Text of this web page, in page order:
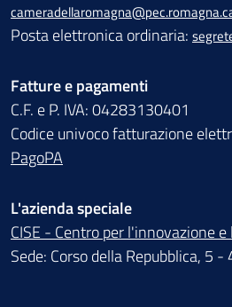
Posta elettronica ordinaria:
Fatture e pagamenti
C.F. e P. IVA: 04283130401
Codice univoco fatturazione
PagoPA
L'azienda speciale
CISE - Centro per l'innovazione
Sede: Corso della Repubblica, 5